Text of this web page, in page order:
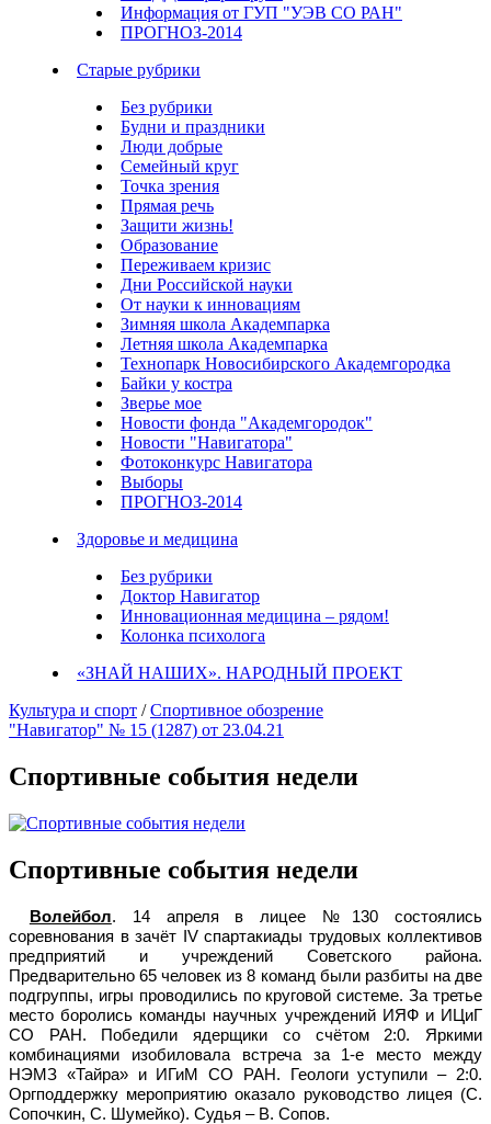
Информация от ГУП "УЭВ СО РАН"
ПРОГНОЗ-2014
Старые рубрики
Без рубрики
Будни и праздники
Люди добрые
Семейный круг
Точка зрения
Прямая речь
Защити жизнь!
Образование
Переживаем кризис
Дни Российской науки
От науки к инновациям
Зимняя школа Академпарка
Летняя школа Академпарка
Технопарк Новосибирского Академгородка
Байки у костра
Зверье мое
Новости фонда "Академгородок"
Новости "Навигатора"
Фотоконкурс Навигатора
Выборы
ПРОГНОЗ-2014
Здоровье и медицина
Без рубрики
Доктор Навигатор
Инновационная медицина – рядом!
Колонка психолога
«ЗНАЙ НАШИХ». НАРОДНЫЙ ПРОЕКТ
Культура и спорт /Спортивное обозрение
"Навигатор" № 15 (1287) от 23.04.21
Спортивные события недели
Спортивные события недели
Волейбол. 14 апреля в лицее №130 состоялись
соревнования в зачёт IV спартакиады трудовых коллективов
предприятий и учреждений Советского района.
Предварительно 65 человек из 8 команд были разбиты на две
подгруппы, игры проводились по круговой системе. За третье
место боролись команды научных учреждений ИЯФ и ИЦиГ
СО РАН. Победили ядерщики со счётом 2:0. Яркими
комбинациями изобиловала встреча за 1-е место между
НЭМЗ «Тайра» и ИГиМ СО РАН. Геологи уступили – 2:0.
Оргподдержку мероприятию оказало руководство лицея (С.
Сопочкин, С. Шумейко). Судья – В. Сопов.